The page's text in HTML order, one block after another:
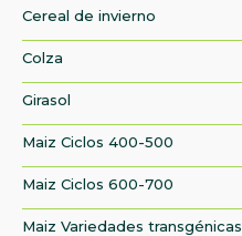
Cereal de invierno
Colza
Girasol
Maiz Ciclos 400-500
Maiz Ciclos 600-700
Maiz Variedades transgénicas